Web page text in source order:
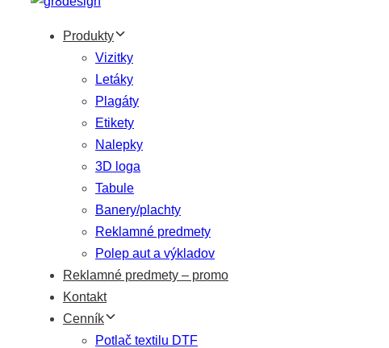
navigationProdukty
Vizitky
Letáky
Plagáty
Etikety
Nalepky
3D loga
Tabule
Banery/plachty
Reklamné predmety
Polep aut a výkladov
Reklamné predmety – promo
Kontakt
Cenník
Potlač textilu DTF